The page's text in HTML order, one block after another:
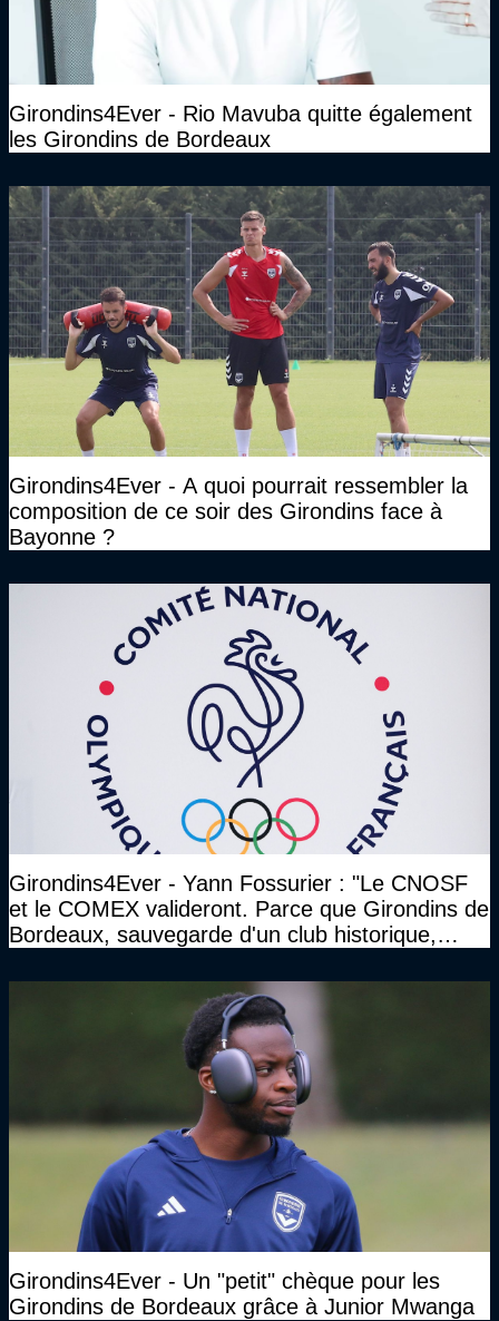
Girondins4Ever - Rio Mavuba quitte également
les Girondins de Bordeaux
Girondins4Ever - A quoi pourrait ressembler la
composition de ce soir des Girondins face à
Bayonne ?
Girondins4Ever - Yann Fossurier : "Le CNOSF
et le COMEX valideront. Parce que Girondins de
Bordeaux, sauvegarde d'un club historique,
Girondins4Ever - Un "petit" chèque pour les
Girondins de Bordeaux grâce à Junior Mwanga